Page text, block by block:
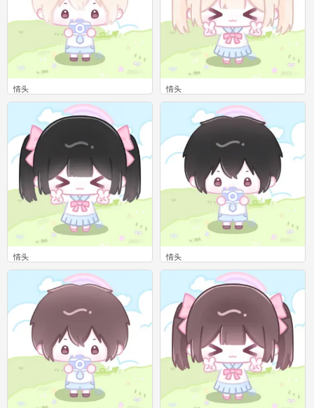
情头
0
情头
0
情头
0
情头
0